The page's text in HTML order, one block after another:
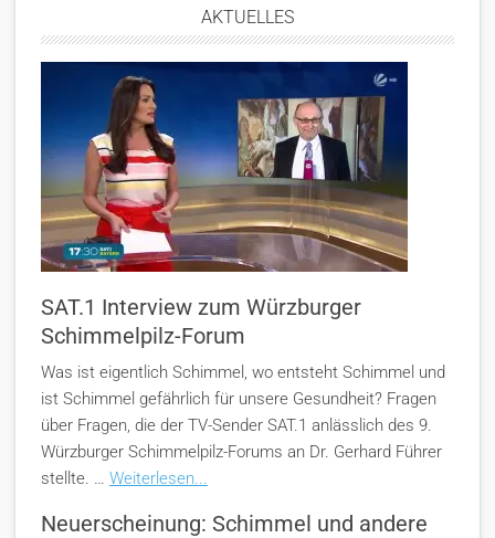
AKTUELLES
SAT.1 Interview zum Würzburger
Schimmelpilz-Forum
Was ist eigentlich Schimmel, wo entsteht Schimmel und
ist Schimmel gefährlich für unsere Gesundheit? Fragen
über Fragen, die der TV-Sender SAT.1 anlässlich des 9.
Würzburger Schimmelpilz-Forums an Dr. Gerhard Führer
stellte. … Weiterlesen...
Neuerscheinung: Schimmel und andere